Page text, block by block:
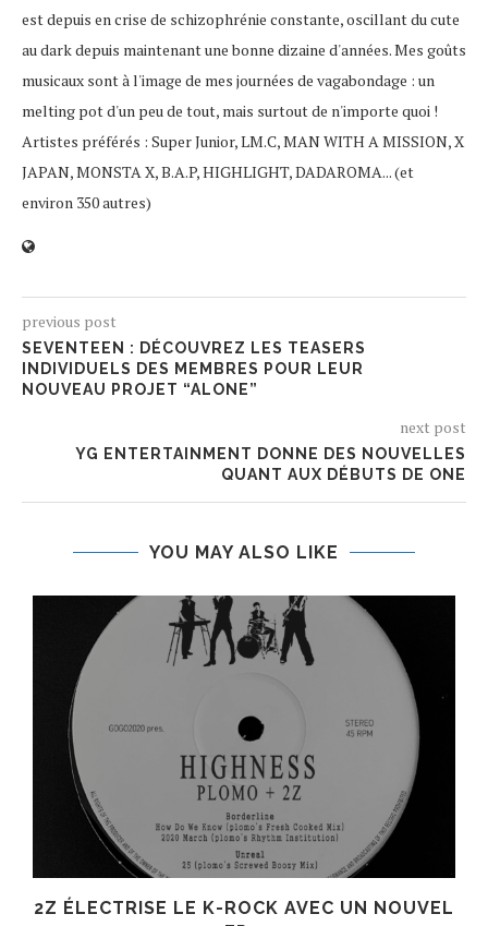
est depuis en crise de schizophrénie constante, oscillant du cute
au dark depuis maintenant une bonne dizaine d'années. Mes goûts
musicaux sont à l'image de mes journées de vagabondage : un
melting pot d'un peu de tout, mais surtout de n'importe quoi !
Artistes préférés : Super Junior, LM.C, MAN WITH A MISSION, X
JAPAN, MONSTA X, B.A.P, HIGHLIGHT, DADAROMA... (et
environ 350 autres)
previous post
SEVENTEEN : DÉCOUVREZ LES TEASERS
INDIVIDUELS DES MEMBRES POUR LEUR
NOUVEAU PROJET “ALONE”
next post
YG ENTERTAINMENT DONNE DES NOUVELLES
QUANT AUX DÉBUTS DE ONE
YOU MAY ALSO LIKE
2Z ÉLECTRISE LE K-ROCK AVEC UN NOUVEL